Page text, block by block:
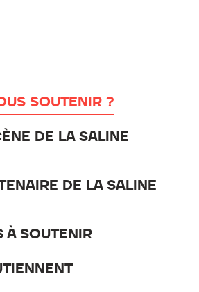
SOUTENIR ?
DE LA SALINE
DE LA SALINE
À SOUTENIR